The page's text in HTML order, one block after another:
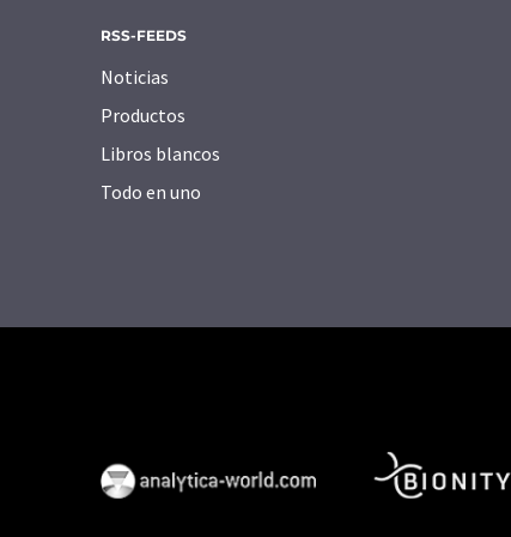
RSS-FEEDS
Noticias
Productos
Libros blancos
Todo en uno